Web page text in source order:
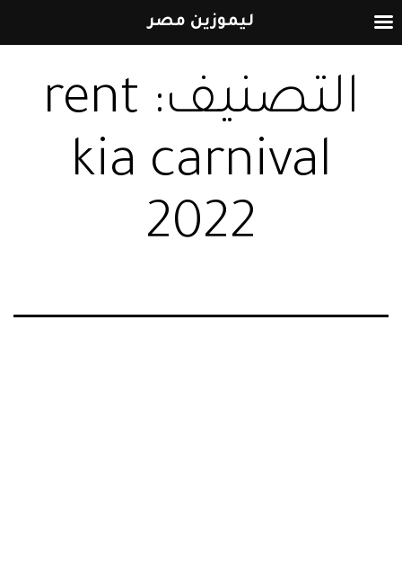
إلى
التصنيف: rent
kia carnival
2022
ليموزين مصر